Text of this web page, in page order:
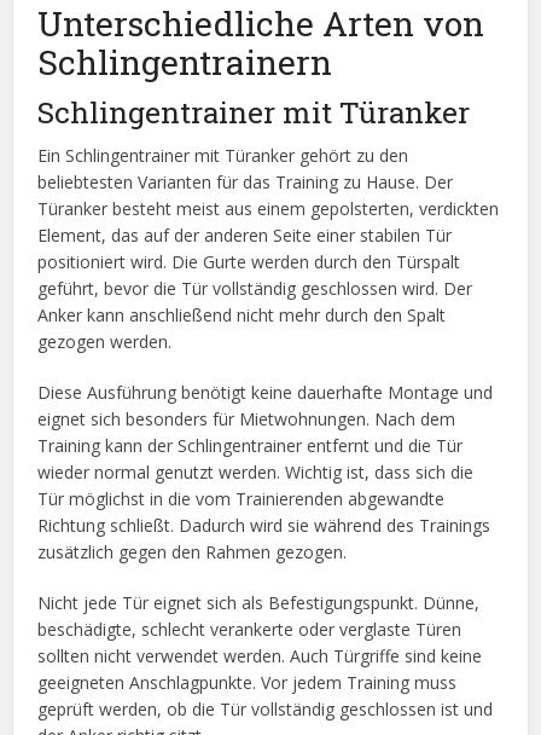
Unterschiedliche Arten von
Schlingentrainern
Schlingentrainer mit Türanker
Ein Schlingentrainer mit Türanker gehört zu den
beliebtesten Varianten für das Training zu Hause. Der
Türanker besteht meist aus einem gepolsterten, verdickten
Element, das auf der anderen Seite einer stabilen Tür
positioniert wird. Die Gurte werden durch den Türspalt
geführt, bevor die Tür vollständig geschlossen wird. Der
Anker kann anschließend nicht mehr durch den Spalt
gezogen werden.
Diese Ausführung benötigt keine dauerhafte Montage und
eignet sich besonders für Mietwohnungen. Nach dem
Training kann der Schlingentrainer entfernt und die Tür
wieder normal genutzt werden. Wichtig ist, dass sich die
Tür möglichst in die vom Trainierenden abgewandte
Richtung schließt. Dadurch wird sie während des Trainings
zusätzlich gegen den Rahmen gezogen.
Nicht jede Tür eignet sich als Befestigungspunkt. Dünne,
beschädigte, schlecht verankerte oder verglaste Türen
sollten nicht verwendet werden. Auch Türgriffe sind keine
geeigneten Anschlagpunkte. Vor jedem Training muss
geprüft werden, ob die Tür vollständig geschlossen ist und